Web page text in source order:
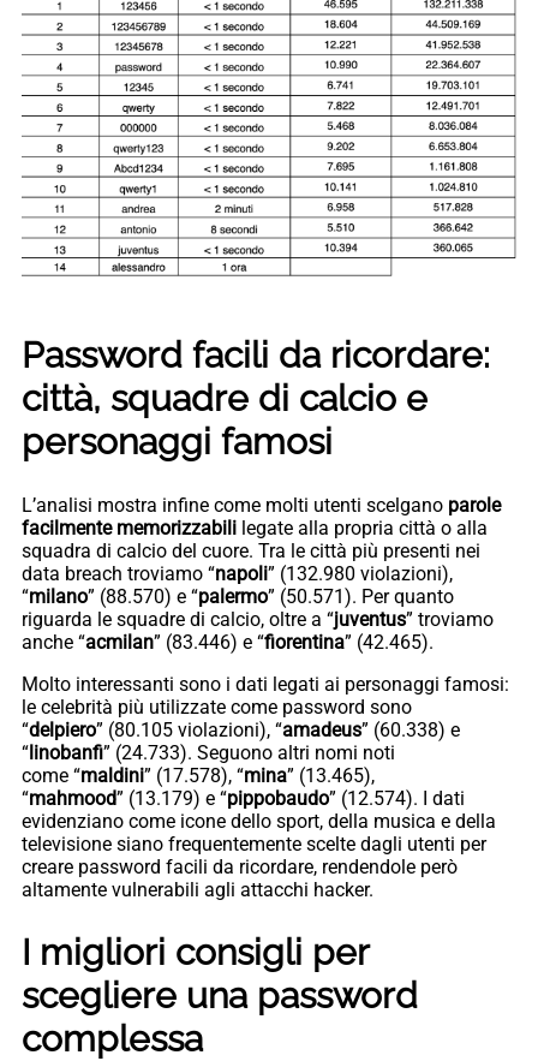
Password facili da ricordare:
città, squadre di calcio e
personaggi famosi
L’analisi mostra infine come molti utenti scelgano parole
facilmente memorizzabili legate alla propria città o alla
squadra di calcio del cuore. Tra le città più presenti nei
data breach troviamo “napoli” (132.980 violazioni),
“milano” (88.570) e “palermo” (50.571). Per quanto
riguarda le squadre di calcio, oltre a “juventus” troviamo
anche “acmilan” (83.446) e “fiorentina” (42.465).
Molto interessanti sono i dati legati ai personaggi famosi:
le celebrità più utilizzate come password sono
“delpiero” (80.105 violazioni), “amadeus” (60.338) e
“linobanfi” (24.733). Seguono altri nomi noti
come “maldini” (17.578), “mina” (13.465),
“mahmood” (13.179) e “pippobaudo” (12.574). I dati
evidenziano come icone dello sport, della musica e della
televisione siano frequentemente scelte dagli utenti per
creare password facili da ricordare, rendendole però
altamente vulnerabili agli attacchi hacker.
I migliori consigli per
scegliere una password
complessa